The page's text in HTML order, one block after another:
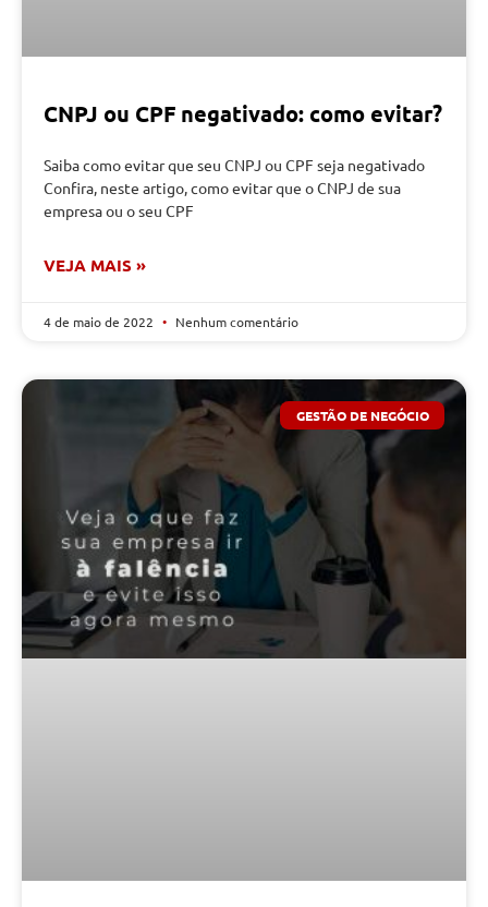
CNPJ ou CPF negativado: como evitar?
Saiba como evitar que seu CNPJ ou CPF seja negativado
Confira, neste artigo, como evitar que o CNPJ de sua
empresa ou o seu CPF
VEJA MAIS »
4 de maio de 2022 Nenhum comentário
GESTÃO DE NEGÓCIO